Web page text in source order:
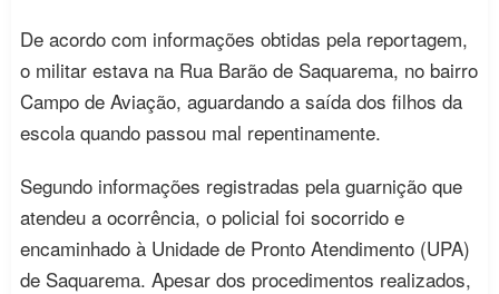
De acordo com informações obtidas pela reportagem,
o militar estava na Rua Barão de Saquarema, no bairro
Campo de Aviação, aguardando a saída dos filhos da
escola quando passou mal repentinamente.
Segundo informações registradas pela guarnição que
atendeu a ocorrência, o policial foi socorrido e
encaminhado à Unidade de Pronto Atendimento (UPA)
de Saquarema. Apesar dos procedimentos realizados,